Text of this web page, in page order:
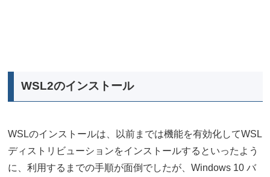
WSL2のインストール
WSLのインストールは、以前までは機能を有効化してWSL
ディストリビューションをインストールするといったよう
に、利用するまでの手順が面倒でしたが、Windows 10 バ